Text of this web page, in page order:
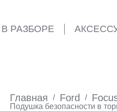
РАЗБОРЕ
Главная / Ford /
Подушка безопасности в